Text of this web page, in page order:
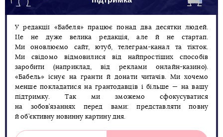
У редакції «Бабеля» працює понад два десятки людей.
Це не дуже велика редакція, але й не стартап.
Ми оновлюємо сайт, ютуб, телеграм-канал та тікток.
Ми свідомо відмовилися від найпростіших способів
заробити (наприклад, від реклами онлайн-казино).
«Бабель» існує на гранти й донати читачів. Ми хочемо
менше покладатися на грантодавців і більше — на вашу
підтримку. Так ми зможемо сфокусуватися
на зобов’язаннях перед вами: представляти повну
й об’єктивну новинну картину дня.